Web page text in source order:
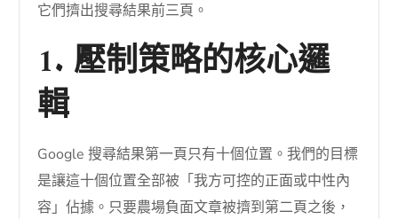
它們擠出搜尋結果前三頁。
1. 壓制策略的核心邏
輯
Google 搜尋結果第一頁只有十個位置。我們的目標
是讓這十個位置全部被「我方可控的正面或中性內
容」佔據。只要農場負面文章被擠到第二頁之後，